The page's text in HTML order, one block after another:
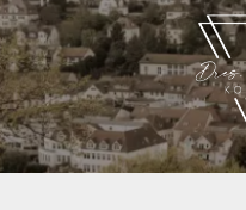
STARTSEITE